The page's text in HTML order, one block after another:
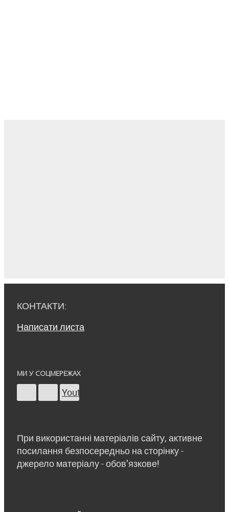
КОНТАКТИ:
Написати листа
МИ У СОЦМЕРЕЖАХ
Youtube
При використанні матеріалів сайту, активне
посилання безпосередньо на сторінку -
джерело матеріалу - обов’язкове!